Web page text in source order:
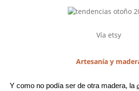
Vía etsy
Artesanía y
Y como no podía ser de otra madera, la